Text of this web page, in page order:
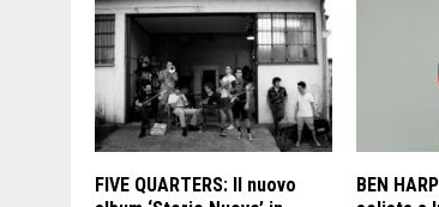
FIVE QUARTERS: Il nuovo
BEN